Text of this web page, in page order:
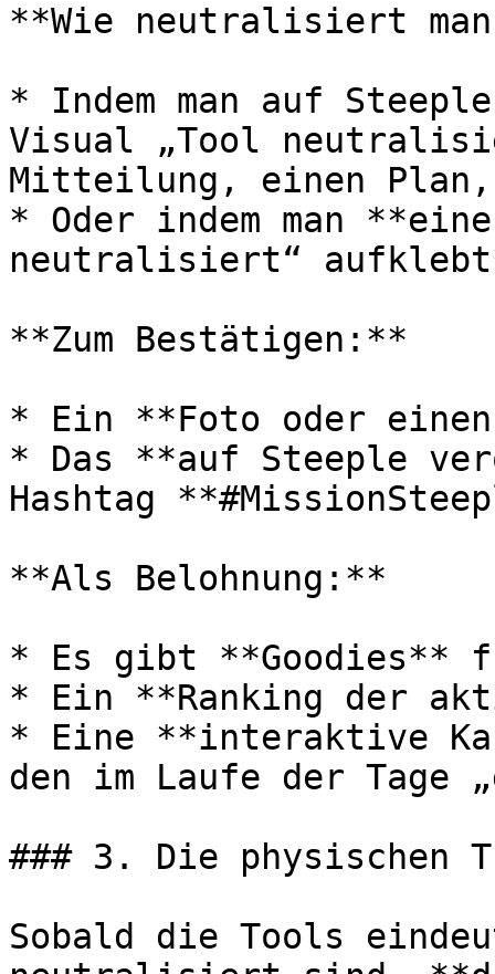
**Wie neutralisiert
* Indem man auf
Visual „Tool
Mitteilung, einen
* Oder indem man
neutralisiert“
**Zum Bestätigen:**
* Ein **Foto oder
* Das **auf Steeple
Hashtag
**Als Belohnung:**
* Es gibt **Goodies**
* Ein **Ranking der
* Eine **interaktive
den im Laufe der Tage
### 3. Die physischen
Sobald die Tools